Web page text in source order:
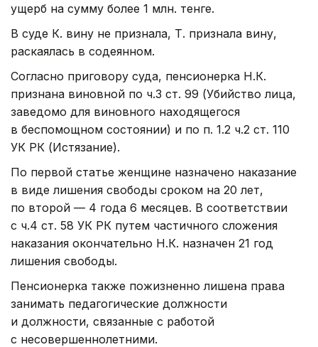
ущерб на сумму более 1 млн. тенге.
В суде К. вину не признала, Т. признала вину,
раскаялась в содеянном.
Согласно приговору суда, пенсионерка Н.К.
признана виновной по ч.3 ст. 99 (Убийство лица,
заведомо для виновного находящегося
в беспомощном состоянии) и по п. 1.2 ч.2 ст. 110
УК РК (Истязание).
По первой статье женщине назначено наказание
в виде лишения свободы сроком на 20 лет,
по второй — 4 года 6 месяцев. В соответствии
с ч.4 ст. 58 УК РК путем частичного сложения
наказания окончательно Н.К. назначен 21 год
лишения свободы.
Пенсионерка также пожизненно лишена права
занимать педагогические должности
и должности, связанные с работой
с несовершеннолетними.